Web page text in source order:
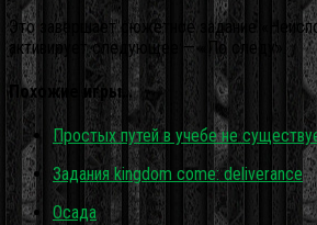
Это завершает сюжетное задание
активирует следующее — «По следу».
Похожие игры…
Простых путей в учебе не
Задания kingdom come: deliverance
Осада